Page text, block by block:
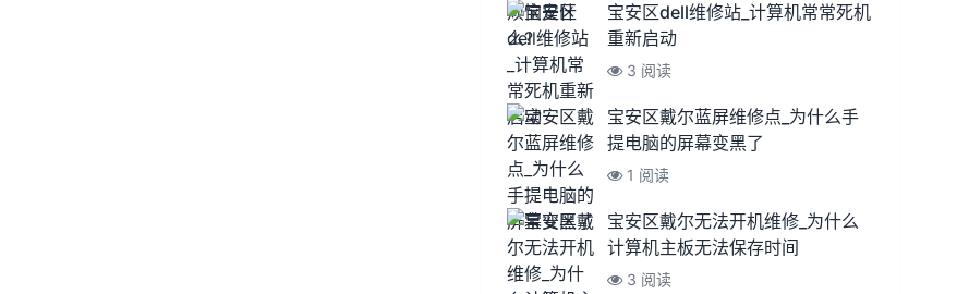
宝安区dell维修站_计算机常常死机
重新启动
3 阅读
宝安区戴尔蓝屏维修点_为什么手
提电脑的屏幕变黑了
1 阅读
宝安区戴尔无法开机维修_为什么
计算机主板无法保存时间
3 阅读